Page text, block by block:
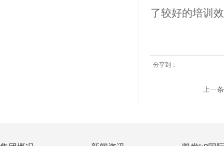
了较好的培训
分享到：
上一